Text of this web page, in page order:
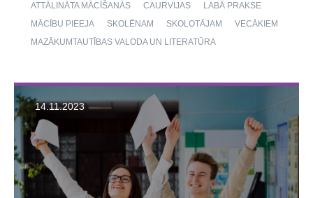
ATTĀLINĀTA MĀCĪŠANĀS
CAURVIJAS
LABĀ PRAKSE
MĀCĪBU PIEEJA
SKOLĒNAM SKOLOTĀJAM
VECĀKIEM
MAZĀKUMTAUTĪBAS VALODA UN LITERATŪRA
14.11.2023